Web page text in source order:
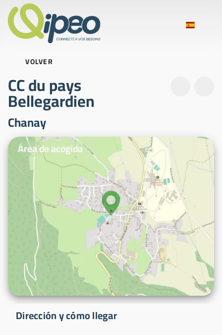
VOLVER
CC du pays
Bellegardien
Chanay
Fotos ilustrativas
Área de acogida
Dirección y cómo llegar